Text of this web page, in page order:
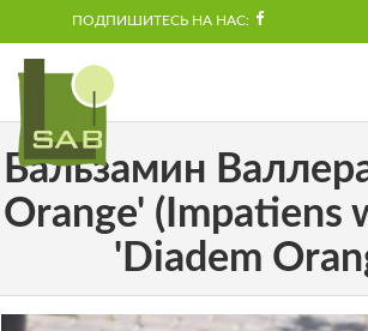
ПОДПИШИТЕСЬ НА НАС:
Бальзамин
Orange' (Impatiens
'Diadem